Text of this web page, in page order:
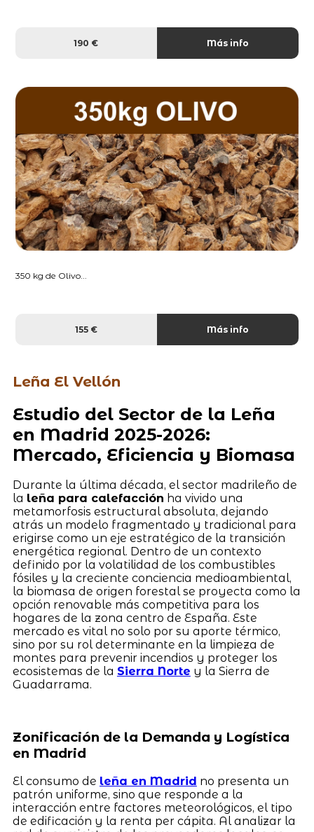
190 € Más info
350 kg de Olivo...
155 € Más info
Leña El Vellón
Estudio del Sector de la Leña
en Madrid 2025-2026:
Mercado, Eficiencia y Biomasa
Durante la última década, el sector madrileño de
la leña para calefacción ha vivido una
metamorfosis estructural absoluta, dejando
atrás un modelo fragmentado y tradicional para
erigirse como un eje estratégico de la transición
energética regional. Dentro de un contexto
definido por la volatilidad de los combustibles
fósiles y la creciente conciencia medioambiental,
la biomasa de origen forestal se proyecta como la
opción renovable más competitiva para los
hogares de la zona centro de España. Este
mercado es vital no solo por su aporte térmico,
sino por su rol determinante en la limpieza de
montes para prevenir incendios y proteger los
ecosistemas de la Sierra Norte y la Sierra de
Guadarrama.
Zonificación de la Demanda y Logística
en Madrid
El consumo de leña en Madrid no presenta un
patrón uniforme, sino que responde a la
interacción entre factores meteorológicos, el tipo
de edificación y la renta per cápita. Al analizar la